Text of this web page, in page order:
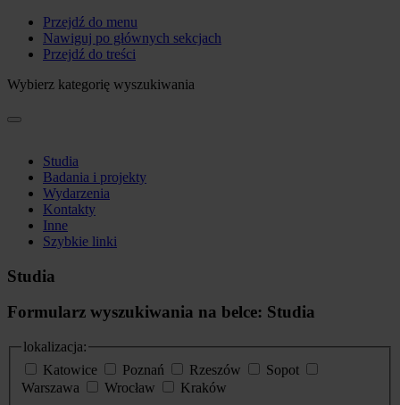
Przejdź do menu
Nawiguj po głównych sekcjach
Przejdź do treści
Wybierz kategorię wyszukiwania
Studia
Badania i projekty
Wydarzenia
Kontakty
Inne
Szybkie linki
Studia
Formularz wyszukiwania na belce: Studia
lokalizacja:
Katowice
Poznań Rzeszów
Sopot
Warszawa
Wrocław
Kraków